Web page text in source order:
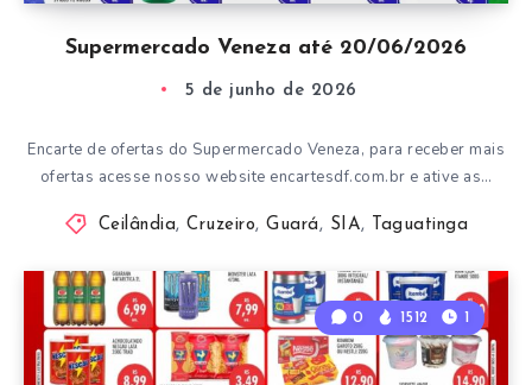
Supermercado Veneza até 20/06/2026
5 de junho de 2026
Encarte de ofertas do Supermercado Veneza, para receber mais
ofertas acesse nosso website encartesdf.com.br e ative as…
Ceilândia, Cruzeiro, Guará , SIA, Taguatinga
0 1512 1